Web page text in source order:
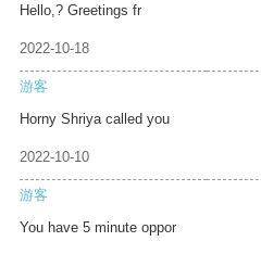
Hello,? Greetings fr
2022-10-18
游客
Horny Shriya called you
2022-10-10
游客
You have 5 minute oppor